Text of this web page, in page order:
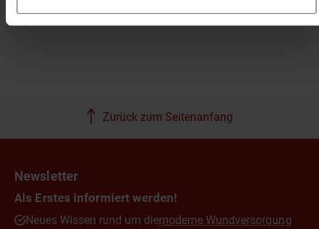
Zurück zum Seitenanfang
Newsletter
Als Erstes informiert werden!
Neues Wissen rund um diemoderne Wundversorgung